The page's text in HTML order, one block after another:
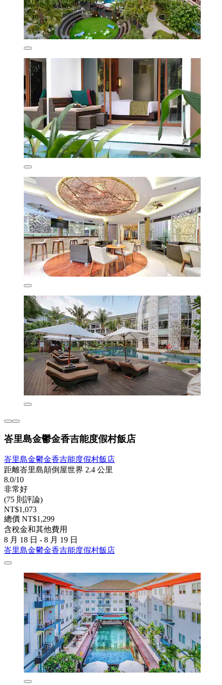
峇里島金鬱金香吉能度假村飯店
峇里島金鬱金香吉能度假村飯店
距離峇里島顛倒屋世界 2.4 公里
8.0/10
非常好
(75 則評論)
NT$1,073
總價 NT$1,299
含稅金和其他費用
8 月 18 日 - 8 月 19 日
峇里島金鬱金香吉能度假村飯店